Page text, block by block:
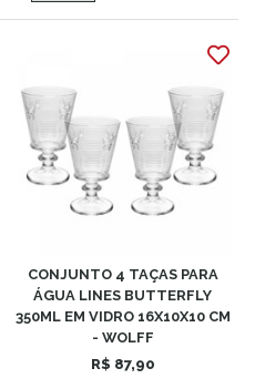
CONJUNTO 4 TAÇAS PARA
ÁGUA LINES BUTTERFLY
350ML EM VIDRO 16X10X10 CM
- WOLFF
R$ 87,90